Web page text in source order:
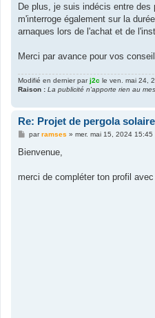
De plus, je suis indécis entre
m'interroge également sur la
arnaques lors de l'achat et de
Merci par avance pour vos
Modifié en dernier parj2c le ven. mai 24,
Raison : La publicité n'apporte rien au
Re: Projet de pergola
M
s
g
parramses » mer. mai 15, 2024 15:45
Bienvenue,
merci de compléter ton profil